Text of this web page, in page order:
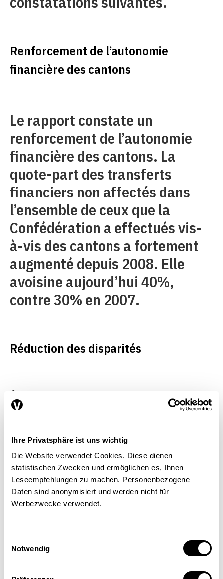
Ihre Privatsphäre ist uns wichtig
Die Website verwendet Cookies. Diese dienen
statistischen Zwecken und ermöglichen es, Ihnen
Leseempfehlungen zu machen. Personenbezogene
Daten sind anonymisiert und werden nicht für
Werbezwecke verwendet.
Notwendig
Renforcement de l’autonomie
financière des cantons
Le rapport constate un
renforcement de l’autonomie
financière des cantons. La
quote-part des transferts
financiers non affectés dans
l’ensemble de ceux que la
Confédération a effectués vis-
à-vis des cantons a fortement
augmenté depuis 2008. Elle
avoisine aujourd’hui 40%,
contre 30% en 2007.
Réduction des disparités
À court terme (soit directement
après les reversements), le
mécanisme de répartition de la
péréquation des ressources
réduit fortement les disparités
cantonales en matière de
capacité financière. En outre,
les moyens redistribués
permettent aux cantons à faible